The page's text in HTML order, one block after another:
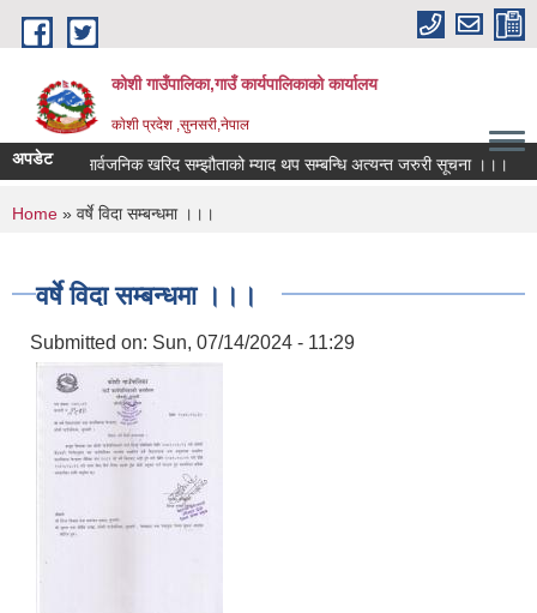
Skip to main content
कोशी गाउँपालिका,गाउँ कार्यपालिकाको कार्यालय
काेशी प्रदेश ,सुनसरी,नेपाल
अपडेट सार्वजनिक खरिद सम्झौताको म्याद थप सम्बन्धि अत्यन्त जरुरी सूचना ।।।
You are here
Home » वर्षे विदा सम्बन्धमा ।।।
वर्षे विदा सम्बन्धमा ।।।
Submitted on: Sun, 07/14/2024 - 11:29